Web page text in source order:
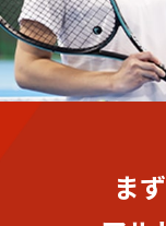
ま